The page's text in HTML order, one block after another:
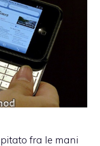
fra le mani